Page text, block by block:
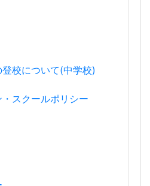
校について(中学校)
スクールポリシー